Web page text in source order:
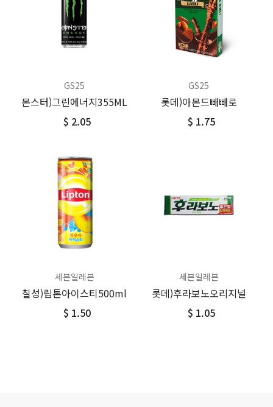
GS25
몬스터)그린에너지355ML
$ 2.05
GS25
롯데)아몬드빼빼로
$ 1.75
세븐일레븐
칠성)립톤아이스티500ml
$ 1.50
세븐일레븐
롯데)후라보노오리지널
$ 1.05